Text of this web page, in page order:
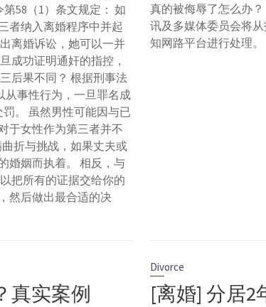
58（1）条文规定： 如
者纳入离婚程序中并起
离婚诉讼，她可以一并
成功证明通奸的指控，
后果不同？ 根据刑事法
从事性行为，一旦罪名成
。 虽然男性可能因与已
于女性作为第三者并不
折与挑战，如果丈夫或
婚姻而执着。 相反，与
把所有的证据交给你的
然后做出最合适的决
真的被侮辱了怎么办
讯及多媒体委员会将
知网路平台进行处理。
真实案例
Divorce
[离婚] 分居2